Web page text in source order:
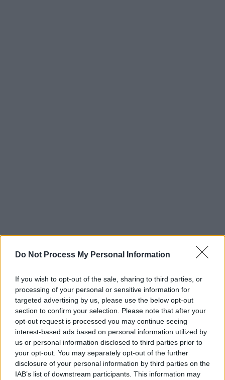
Do Not Process My Personal Information
If you wish to opt-out of the sale, sharing to third parties, or
processing of your personal or sensitive information for
targeted advertising by us, please use the below opt-out
section to confirm your selection. Please note that after your
opt-out request is processed you may continue seeing
interest-based ads based on personal information utilized by
us or personal information disclosed to third parties prior to
your opt-out. You may separately opt-out of the further
disclosure of your personal information by third parties on the
IAB’s list of downstream participants. This information may